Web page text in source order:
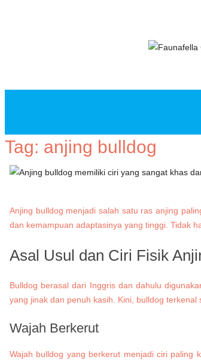
Tag: anjing bulldog
Anjing bulldog menjadi salah satu ras anjing
dan kemampuan adaptasinya yang tinggi. Tidak
Asal Usul dan Ciri Fisik
Bulldog berasal dari Inggris dan dahulu
yang jinak dan penuh kasih. Kini, bulldog
Wajah Berkerut
Wajah bulldog yang berkerut menjadi ciri paling